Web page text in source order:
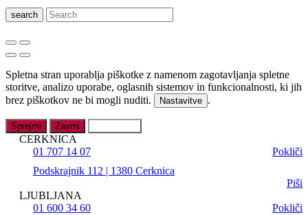
search
Spletna stran uporablja piškotke z namenom zagotavljanja spletne
storitve, analizo uporabe, oglasnih sistemov in funkcionalnosti, ki jih
brez piškotkov ne bi mogli nuditi.
Nastavitve .
Sprejmi Zavrni
CERKNICA
01 707 14 07
Pokliči
Podskrajnik 112 | 1380 Cerknica
Piši
LJUBLJANA
01 600 34 60
Pokliči